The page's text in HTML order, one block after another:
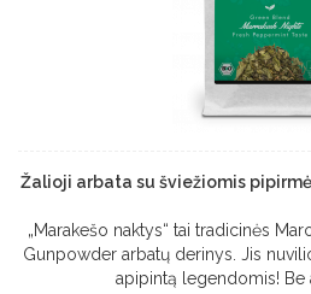
Žalioji arbata su šviežiomis
„Marakešo naktys“ tai tradicinės
Gunpowder arbatų derinys. Jis
apipintą legendomis! Be